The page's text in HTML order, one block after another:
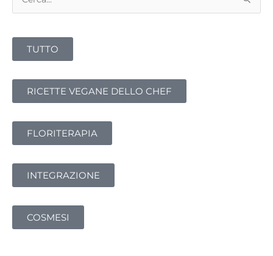
r
TUTTO
RICETTE VEGANE DELLO CHEF
FLORITERAPIA
INTEGRAZIONE
COSMESI